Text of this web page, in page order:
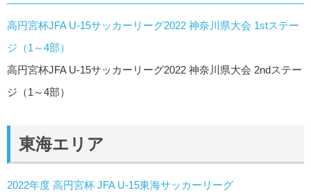
高円宮杯JFA U-15サッカーリーグ2022 神奈川県大会 1stステー
ジ（1～4部）
高円宮杯JFA U-15サッカーリーグ2022 神奈川県大会 2ndステー
ジ（1～4部）
東海エリア
2022年度 高円宮杯 JFA U-15東海サッカーリーグ